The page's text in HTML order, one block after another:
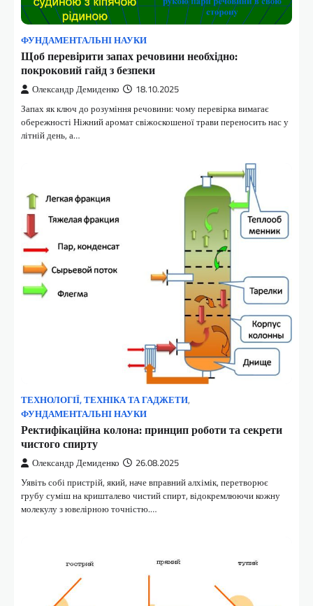
ФУНДАМЕНТАЛЬНІ НАУКИ
Щоб перевірити запах речовини необхідно:
покроковий гайд з безпеки
Олександр Демиденко 18.10.2025
Запах як ключ до розуміння речовини: чому перевірка вимагає
обережності Ніжний аромат свіжоскошеної трави переносить нас у
літній день, а…
ТЕХНОЛОГІЇ, ТЕХНІКА ТА ГАДЖЕТИ,
ФУНДАМЕНТАЛЬНІ НАУКИ
Ректифікаційна колона: принцип роботи та секрети
чистого спирту
Олександр Демиденко 26.08.2025
Уявіть собі пристрій, який, наче вправний алхімік, перетворює
грубу суміш на кришталево чистий спирт, відокремлюючи кожну
молекулу з ювелірною точністю.…